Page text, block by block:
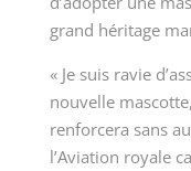
grand héritage
« Je suis ravie
nouvelle
renforcera sans
l’Aviation royale